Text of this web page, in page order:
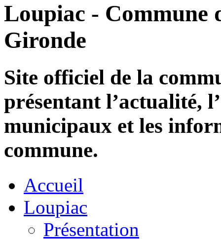
Loupiac - Commune
Gironde
Site officiel de la
présentant l’actualité,
municipaux et les
commune.
Accueil
Loupiac
Présentation